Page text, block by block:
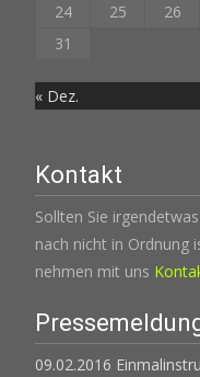
24
25 26
31
« Dez.
Kontakt
Sollten Sie
nach nicht in Ordnung
nehmen mit uns
09.02.2016